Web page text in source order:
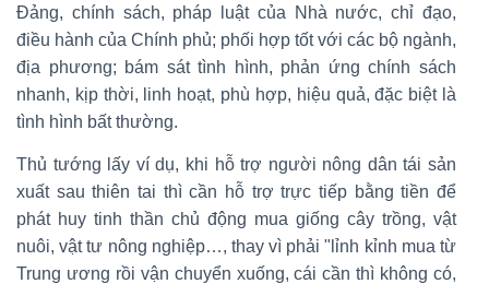
Đảng, chính sách, pháp luật của Nhà nước, chỉ đạo,
điều hành của Chính phủ; phối hợp tốt với các bộ ngành,
địa phương; bám sát tình hình, phản ứng chính sách
nhanh, kịp thời, linh hoạt, phù hợp, hiệu quả, đặc biệt là
tình hình bất thường.
Thủ tướng lấy ví dụ, khi hỗ trợ người nông dân tái sản
xuất sau thiên tai thì cần hỗ trợ trực tiếp bằng tiền để
phát huy tinh thần chủ động mua giống cây trồng, vật
nuôi, vật tư nông nghiệp…, thay vì phải "lỉnh kỉnh mua từ
Trung ương rồi vận chuyển xuống, cái cần thì không có,